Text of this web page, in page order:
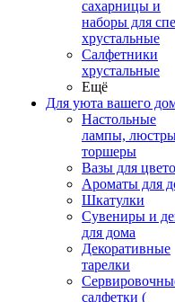
сахарницы и
наборы для
хрустальные
Салфетники
хрустальные
Ещё
Для уюта вашего
Настольные
лампы,
торшеры
Вазы для
Ароматы для
Шкатулки
Сувениры и
для дома
Декоративные
тарелки
салфетки (